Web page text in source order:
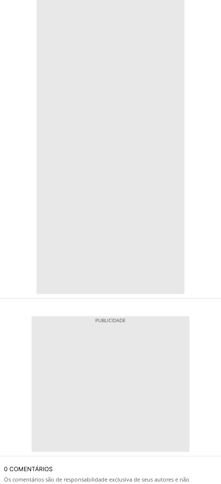
0 COMENTÁRIOS
Os comentários são de responsabilidade exclusiva de seus autores e não